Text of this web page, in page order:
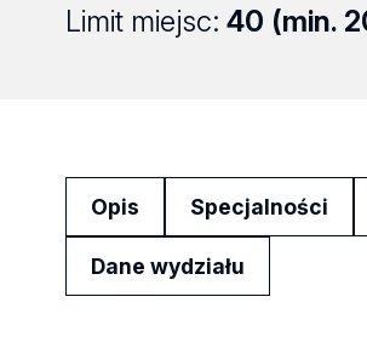
Limit miejsc: 40 (min.
Opis Specjalności
Dane wydziału